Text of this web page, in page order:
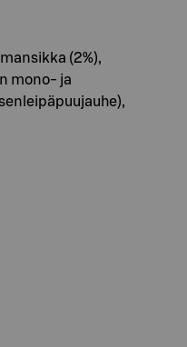
(2%),
mono- ja